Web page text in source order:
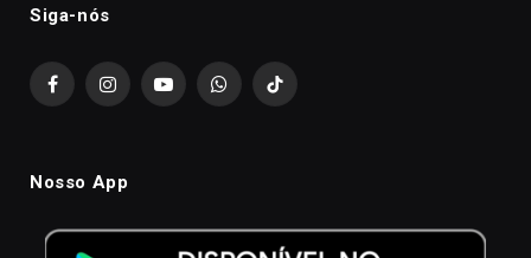
Siga-nós
FacebookInstagramYouTubeWhatsAppTikTok
Nosso App